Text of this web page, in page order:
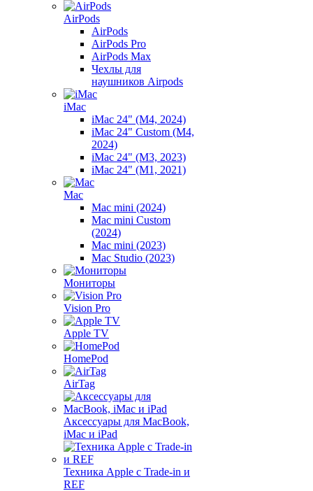
AirPods
AirPods
AirPods Pro
AirPods Max
Чехлы для
наушников Airpods
iMac
iMac 24" (M4, 2024)
iMac 24" Custom (M4,
2024)
iMac 24" (M3, 2023)
iMac 24" (M1, 2021)
Mac
Mac mini (2024)
Mac mini Custom
(2024)
Mac mini (2023)
Mac Studio (2023)
Мониторы
Vision Pro
Apple TV
HomePod
AirTag
Аксессуары для MacBook,
iMac и iPad
Техника Apple с Trade-in и
REF